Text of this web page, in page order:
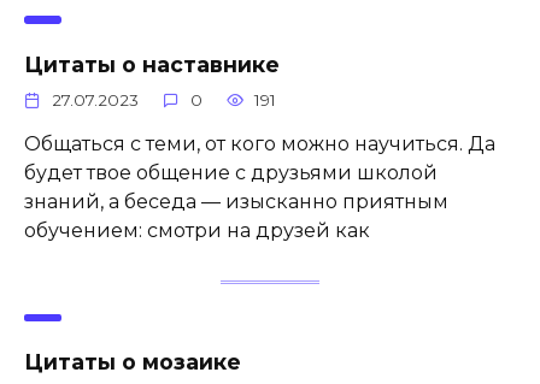
Цитаты о наставнике
27.07.2023 0 191
Общаться с теми, от кого можно научиться. Да
будет твое общение с друзьями школой
знаний, а беседа — изысканно приятным
обучением: смотри на друзей как
Цитаты о мозаике